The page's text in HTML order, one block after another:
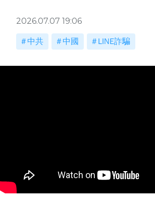
2026.07.07 19:06
中共 中國 LINE詐騙